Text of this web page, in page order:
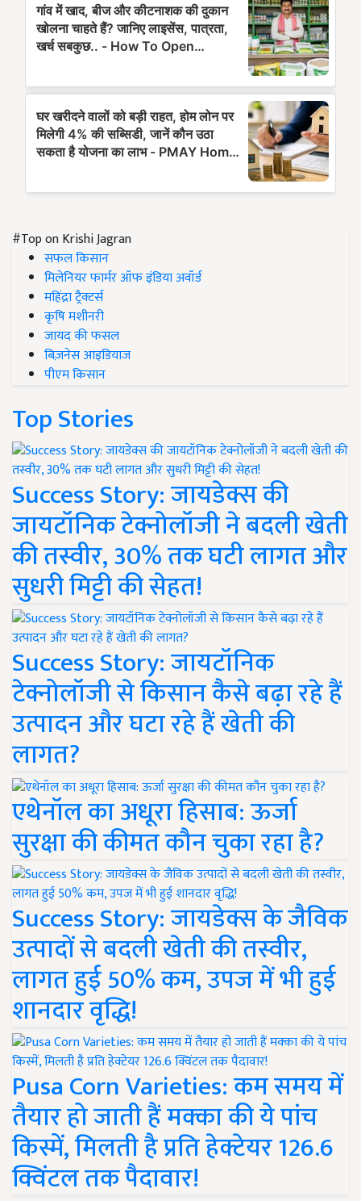
#Top on Krishi Jagran
सफल किसान
मिलेनियर फार्मर ऑफ इंडिया अवॉर्ड
महिंद्रा ट्रैक्टर्स
कृषि मशीनरी
जायद की फसल
बिज़नेस आइडियाज
पीएम किसान
Top Stories
Success Story: जायडेक्स की
जायटॉनिक टेक्नोलॉजी ने बदली खेती
की तस्वीर, 30% तक घटी लागत और
सुधरी मिट्टी की सेहत!
Success Story: जायटॉनिक
टेक्नोलॉजी से किसान कैसे बढ़ा रहे हैं
उत्पादन और घटा रहे हैं खेती की
लागत?
एथेनॉल का अधूरा हिसाब: ऊर्जा
सुरक्षा की कीमत कौन चुका रहा है?
Success Story: जायडेक्स के जैविक
उत्पादों से बदली खेती की तस्वीर,
लागत हुई 50% कम, उपज में भी हुई
शानदार वृद्धि!
Pusa Corn Varieties: कम समय में
तैयार हो जाती हैं मक्का की ये पांच
किस्में, मिलती है प्रति हेक्टेयर 126.6
क्विंटल तक पैदावार!